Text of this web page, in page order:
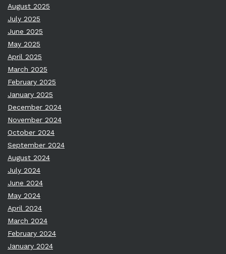
August 2025
July 2025
June 2025
May 2025
April 2025
March 2025
February 2025
January 2025
December 2024
November 2024
October 2024
September 2024
August 2024
July 2024
June 2024
May 2024
April 2024
March 2024
February 2024
January 2024